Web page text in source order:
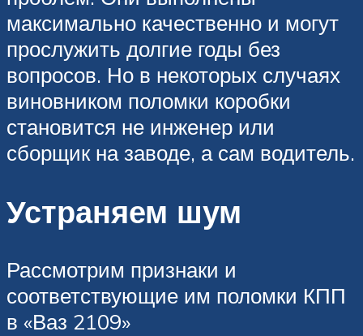
максимально качественно и могут
прослужить долгие годы без
вопросов. Но в некоторых случаях
виновником поломки коробки
становится не инженер или
сборщик на заводе, а сам водитель.
Устраняем шум
Рассмотрим признаки и
соответствующие им поломки КПП
в «Ваз 2109»